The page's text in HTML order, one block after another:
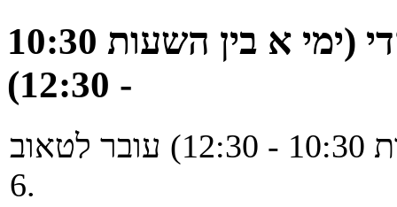
שינוי כיתה עבור תרגול של ארקדי (ימי א בין השעות 10:30
- 12:30)
תרגול של ארקדי, (ימי א' בין השעות 10:30 - 12:30) עובר לטאוב
6.